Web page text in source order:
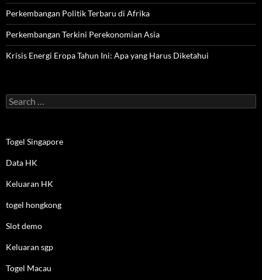
Perkembangan Politik Terbaru di Afrika
Perkembangan Terkini Perekonomian Asia
Krisis Energi Eropa Tahun Ini: Apa yang Harus Diketahui
Search
for:
Togel Singapore
Data HK
Keluaran HK
togel hongkong
Slot demo
Keluaran sgp
Togel Macau